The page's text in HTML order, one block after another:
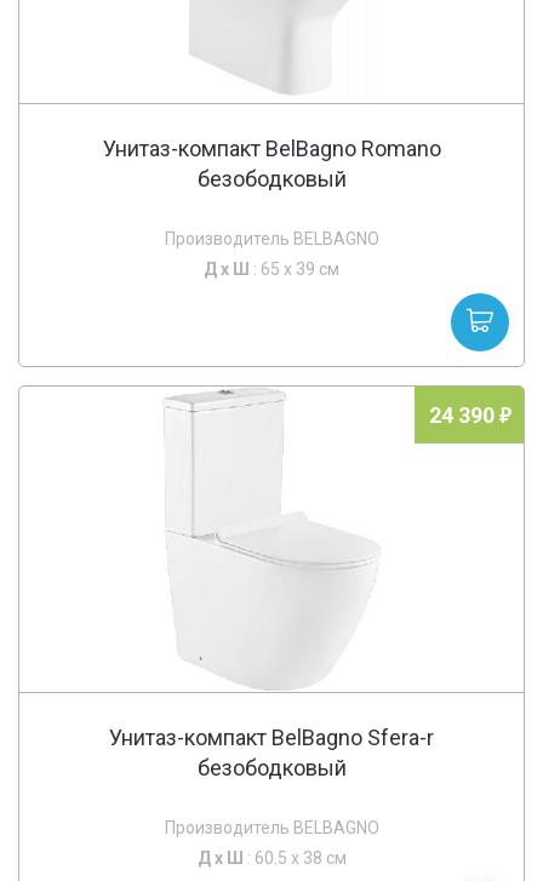
Унитаз-компакт BelBagno Romano
безободковый
Производитель BELBAGNO
Д х Ш : 65 x 39 см
24 390
Унитаз-компакт BelBagno Sfera-r
безободковый
Производитель BELBAGNO
Д х Ш : 60.5 x 38 см